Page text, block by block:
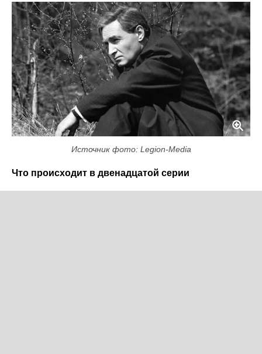
Источник фото: Legion-Media
Что происходит в двенадцатой серии